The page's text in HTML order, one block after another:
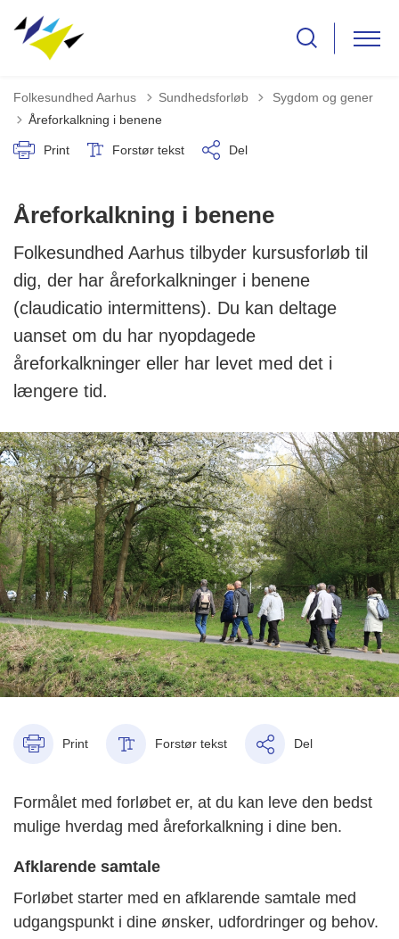
Folkesundhed Aarhus Sundhedsforløb Tilbage til
Sygdom og gener
Åreforkalkning i benene
Print Forstør tekst Del
Åreforkalkning i benene
Folkesundhed Aarhus tilbyder kursusforløb til
dig, der har åreforkalkninger i benene
(claudicatio intermittens). Du kan deltage
uanset om du har nyopdagede
åreforkalkninger eller har levet med det i
længere tid.
Print Forstør tekst Del
Formålet med forløbet er, at du kan leve den bedst
mulige hverdag med åreforkalkning i dine ben.
Afklarende samtale
Forløbet starter med en afklarende samtale med
udgangspunkt i dine ønsker, udfordringer og behov.